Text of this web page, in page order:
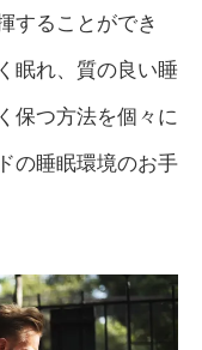
することができ
眠れ、質の良い睡
保つ方法を個々に
の睡眠環境のお手